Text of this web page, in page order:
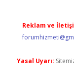
Reklam ve
Yasal Uyarı: